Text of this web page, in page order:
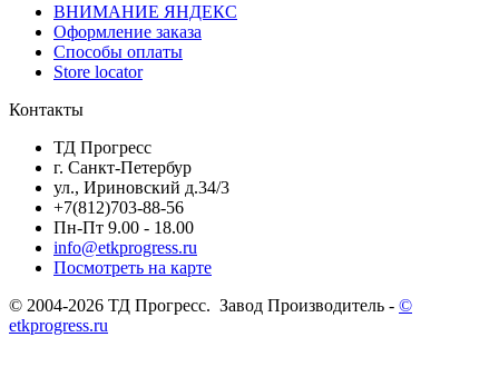
ВНИМАНИЕ ЯНДЕКС
Оформление заказа
Способы оплаты
Store locator
Контакты
ТД Прогресс
г. Санкт-Петербур
ул., Ириновский д.34/3
+7(812)703-88-56
Пн-Пт 9.00 - 18.00
info@etkprogress.ru
Посмотреть на карте
© 2004-2026 ТД Прогресс. Завод Производитель - ©
etkprogress.ru